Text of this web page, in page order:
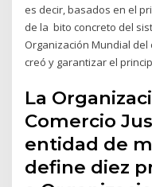
es decir, basados en el
de la bito concreto del
Organización Mundial
creó y garantizar el
La
Comercio
entidad de
define diez